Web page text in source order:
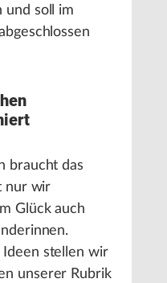
und soll im
braucht das
nur wir
Glück auch
Ideen stellen wir
unserer Rubrik